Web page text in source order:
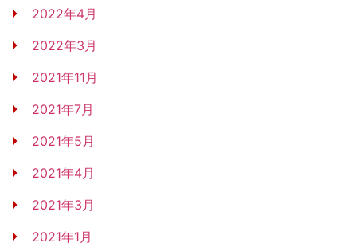
2022年4月
2022年3月
2021年11月
2021年7月
2021年5月
2021年4月
2021年3月
2021年1月